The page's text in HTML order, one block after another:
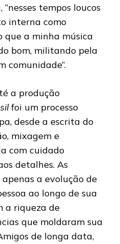
tempos loucos
interna como
que a minha música
bom, militando pela
comunidade”.
a produção
foi um processo
desde a escrita do
mixagem e
com cuidado
detalhes. As
a evolução de
ao longo de sua
a riqueza de
que moldaram sua
de longa data,